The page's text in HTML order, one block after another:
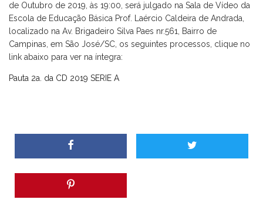
de Outubro de 2019, às 19:00, será julgado na Sala de Vídeo da
Escola de Educação Básica Prof. Laércio Caldeira de Andrada,
localizado na Av. Brigadeiro Silva Paes nr.561, Bairro de
Campinas, em São José/SC, os seguintes processos, clique no
link abaixo para ver na íntegra:
Pauta 2a. da CD 2019 SERIE A